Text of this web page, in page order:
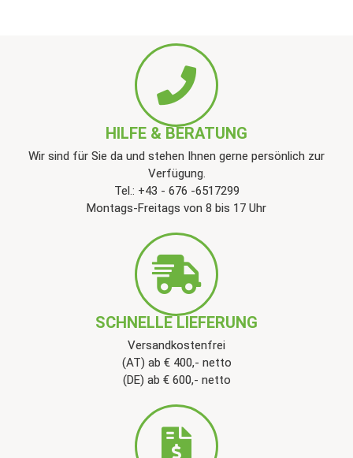
HILFE & BERATUNG
Wir sind für Sie da und stehen Ihnen gerne persönlich zur
Verfügung.
Tel.: +43 - 676 -6517299
Montags-Freitags von 8 bis 17 Uhr
SCHNELLE LIEFERUNG
Versandkostenfrei
(AT) ab € 400,- netto
(DE) ab € 600,- netto